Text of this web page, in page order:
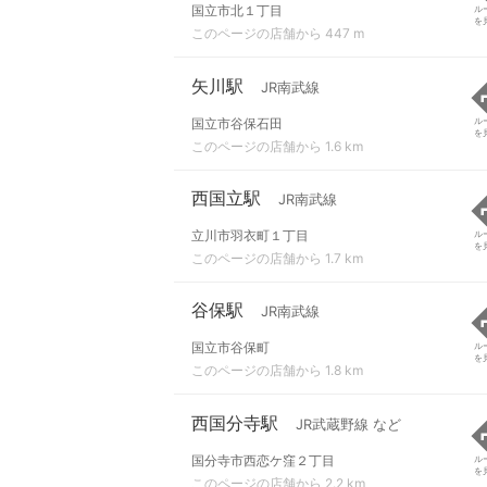
国立市北１丁目
このページの店舗から 447 m
ル
を
矢川駅 JR南武線
国立市谷保石田
このページの店舗から 1.6 km
ル
を
西国立駅 JR南武線
立川市羽衣町１丁目
このページの店舗から 1.7 km
ル
を
谷保駅 JR南武線
国立市谷保町
このページの店舗から 1.8 km
ル
を
西国分寺駅 JR武蔵野線 など
国分寺市西恋ケ窪２丁目
このページの店舗から 2.2 km
ル
を